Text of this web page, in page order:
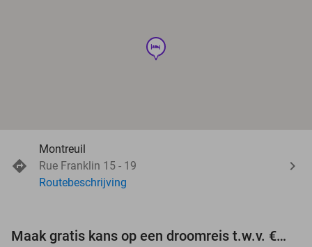
hotel
Montreuil
Rue Franklin 15 - 19
Routebeschrijving
Maak gratis kans op een droomreis t.w.v. €3.000!